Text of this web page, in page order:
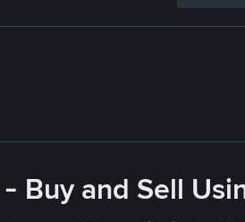
Buy and Sell